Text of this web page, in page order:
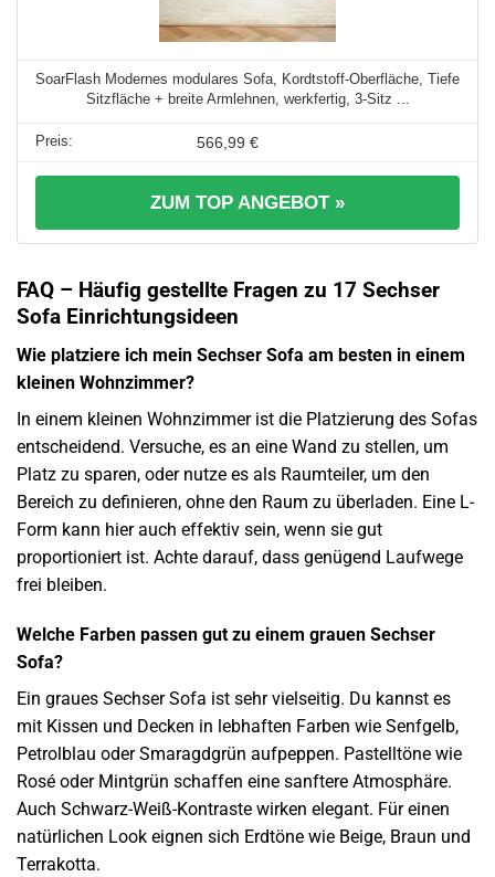
SoarFlash Modernes modulares Sofa, Kordtstoff-Oberfläche, Tiefe
Sitzfläche + breite Armlehnen, werkfertig, 3-Sitz ...
566,99 €
ZUM TOP ANGEBOT »
FAQ – Häufig gestellte Fragen zu 17 Sechser
Sofa Einrichtungsideen
Wie platziere ich mein Sechser Sofa am besten in einem
kleinen Wohnzimmer?
In einem kleinen Wohnzimmer ist die Platzierung des Sofas
entscheidend. Versuche, es an eine Wand zu stellen, um
Platz zu sparen, oder nutze es als Raumteiler, um den
Bereich zu definieren, ohne den Raum zu überladen. Eine L-
Form kann hier auch effektiv sein, wenn sie gut
proportioniert ist. Achte darauf, dass genügend Laufwege
frei bleiben.
Welche Farben passen gut zu einem grauen Sechser
Sofa?
Ein graues Sechser Sofa ist sehr vielseitig. Du kannst es
mit Kissen und Decken in lebhaften Farben wie Senfgelb,
Petrolblau oder Smaragdgrün aufpeppen. Pastelltöne wie
Rosé oder Mintgrün schaffen eine sanftere Atmosphäre.
Auch Schwarz-Weiß-Kontraste wirken elegant. Für einen
natürlichen Look eignen sich Erdtöne wie Beige, Braun und
Terrakotta.